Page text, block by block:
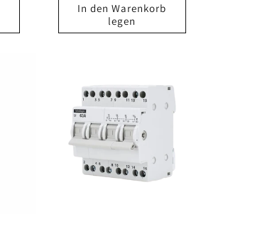
In den Warenkorb
legen